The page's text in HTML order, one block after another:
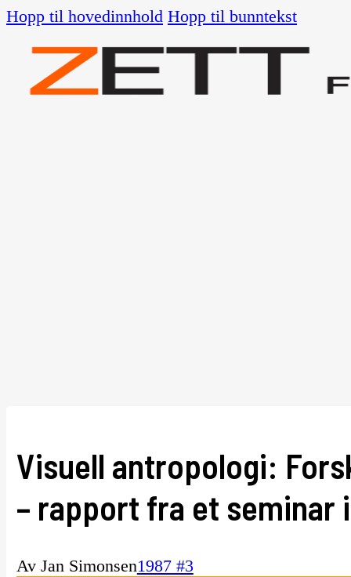
Hopp til hovedinnhold Hopp til bunntekst
Visuell antropologi:
– rapport fra et seminar
Av Jan Simonsen1987 #3